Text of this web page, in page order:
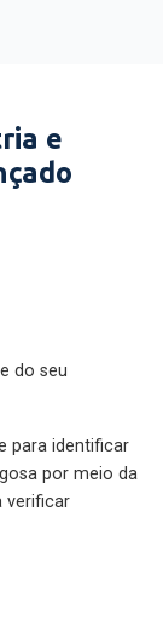
e
do seu
para identificar
por meio da
verificar